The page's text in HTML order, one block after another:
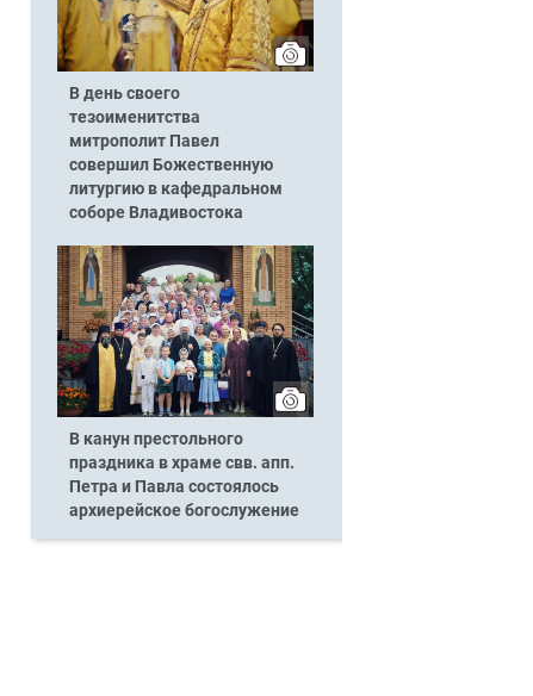
В день своего
тезоименитства
митрополит Павел
совершил Божественную
литургию в кафедральном
соборе Владивостока
В канун престольного
праздника в храме свв. апп.
Петра и Павла состоялось
архиерейское богослужение